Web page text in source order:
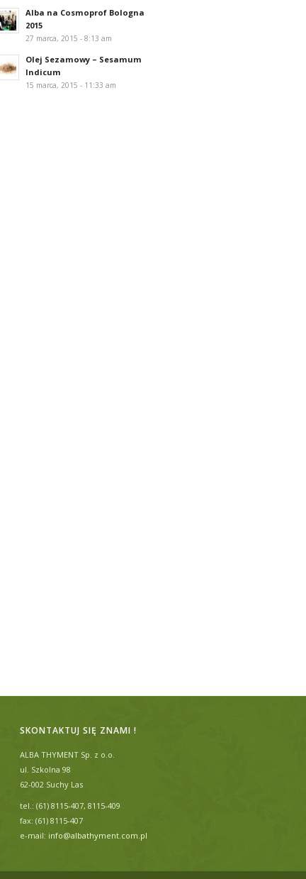
Alba na Cosmoprof Bologna
2015
27 marca, 2015 - 8:13 am
Olej Sezamowy – Sesamum
Indicum
15 marca, 2015 - 11:33 am
SKONTAKTUJ SIĘ ZNAMI !
ALBA THYMENT Sp. z o.o.
ul. Szkolna 98
62-002 Suchy Las
tel.: (61) 8115-407, 8115-409
fax: (61) 8115-407
e-mail: info@albathyment.com.pl